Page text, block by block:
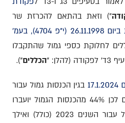
") וזאת בהתאם להכרזת שר
פורסמה ברשומות ביום 26.11.1998 (י"פ 4704), בעמ'
לחלוקת כספי גמול שהתקבלו
"
הכללים").
בגין הכנסות גמול עבור
השנים 2022 (כולל) וקודם לכן 44% מהכנסות הגמול יועברו
לעילם ובגין הכנסות הגמול עבור השנים 2023 (כולל) ואילך